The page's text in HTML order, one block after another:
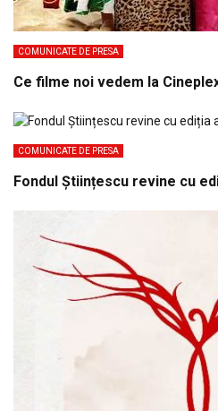
COMUNICATE DE PRESA
Ce filme noi vedem la
COMUNICATE DE PRESA
Fondul Științescu revine cu